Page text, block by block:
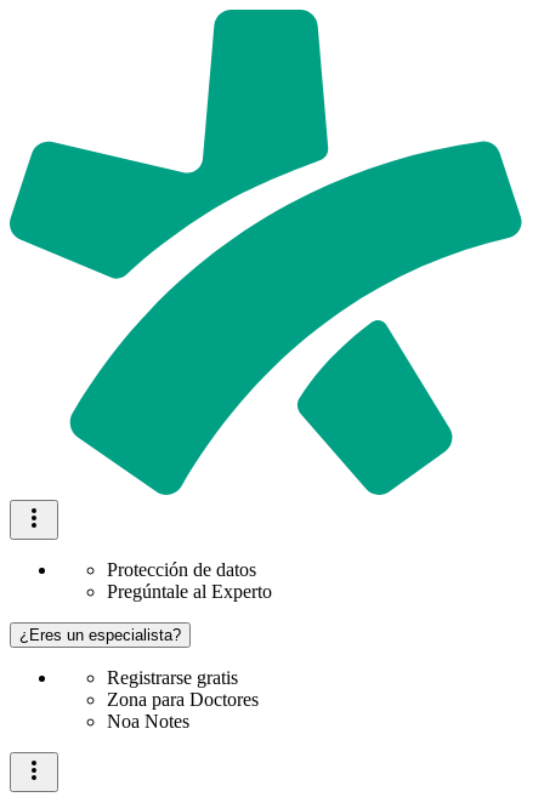
Protección de datos
Pregúntale al Experto
¿Eres un especialista?
Registrarse gratis
Zona para Doctores
Noa Notes